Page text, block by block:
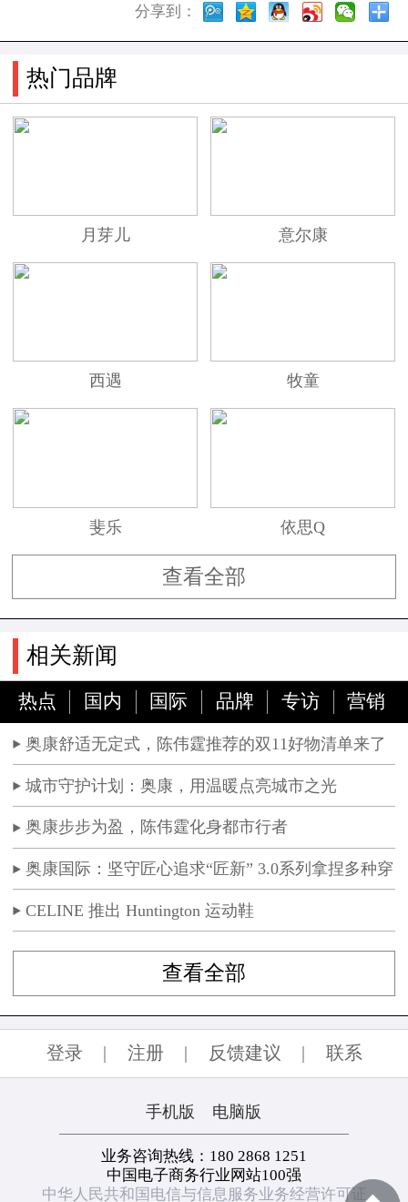
分享到：
热门品牌
月芽儿 意尔康
西遇 牧童
斐乐 依思Q
查看全部
相关新闻
热点 国内 国际 品牌 专访 营销
奥康舒适无定式，陈伟霆推荐的双11好物清单来了
城市守护计划：奥康，用温暖点亮城市之光
奥康步步为盈，陈伟霆化身都市行者
奥康国际：坚守匠心追求“匠新” 3.0系列拿捏多种穿
着场景
CELINE 推出 Huntington 运动鞋
查看全部
登录 | 注册 | 反馈建议 | 联系
手机版 电脑版
业务咨询热线：180 2868 1251
中国电子商务行业网站100强
中华人民共和国电信与信息服务业务经营许可证